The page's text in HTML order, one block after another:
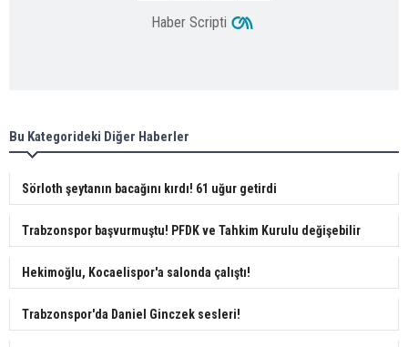
Haber Scripti
Bu Kategorideki Diğer Haberler
Sörloth şeytanın bacağını kırdı! 61 uğur getirdi
Trabzonspor başvurmuştu! PFDK ve Tahkim Kurulu değişebilir
Hekimoğlu, Kocaelispor'a salonda çalıştı!
Trabzonspor'da Daniel Ginczek sesleri!